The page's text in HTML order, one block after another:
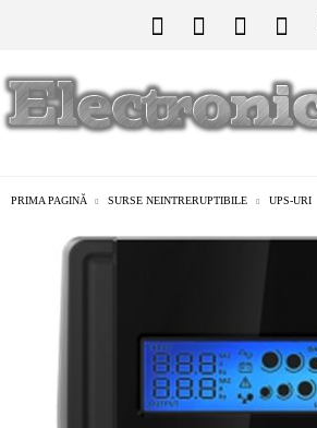
PRIMA PAGINĂ SURSE NEINTRERUPTIBILE UPS-URI